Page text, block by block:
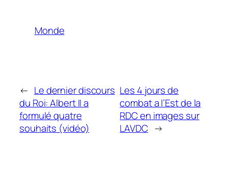
Monde
← Le dernier discours
du Roi: Albert II a
formulé quatre
souhaits (vidéo)
Les 4 jours de
combat a l’Est de la
RDC en images sur
LAVDC →